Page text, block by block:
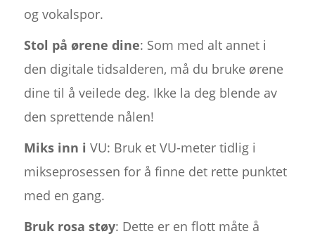
og vokalspor.
Stol på ørene dine: Som med alt annet i
den digitale tidsalderen, må du bruke ørene
dine til å veilede deg. Ikke la deg blende av
den sprettende nålen!
Miks inn i VU: Bruk et VU-meter tidlig i
mikseprosessen for å finne det rette punktet
med en gang.
Bruk rosa støy: Dette er en flott måte å